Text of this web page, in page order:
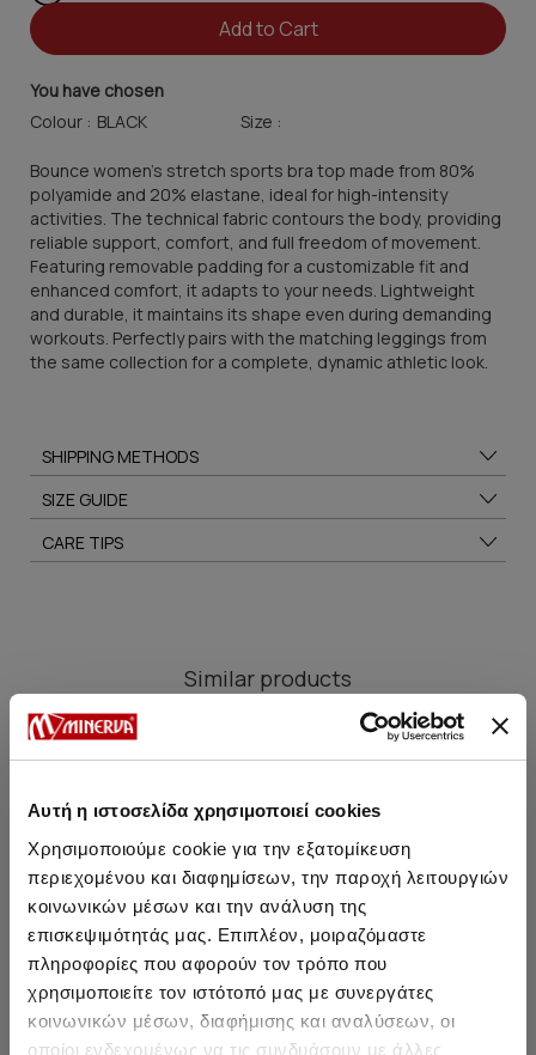
Αυτή η ιστοσελίδα χρησιμοποιεί cookies
Χρησιμοποιούμε cookie για την εξατομίκευση
περιεχομένου και διαφημίσεων, την παροχή λειτουργιών
κοινωνικών μέσων και την ανάλυση της
επισκεψιμότητάς μας. Επιπλέον, μοιραζόμαστε
πληροφορίες που αφορούν τον τρόπο που
χρησιμοποιείτε τον ιστότοπό μας με συνεργάτες
κοινωνικών μέσων, διαφήμισης και αναλύσεων, οι
οποίοι ενδεχομένως να τις συνδυάσουν με άλλες
Add to Cart
You have chosen
Colour :
Size :
Bounce women's stretch sports bra top made from 80%
polyamide and 20% elastane, ideal for high-intensity
activities. The technical fabric contours the body, providing
reliable support, comfort, and full freedom of movement.
Featuring removable padding for a customizable fit and
enhanced comfort, it adapts to your needs. Lightweight
and durable, it maintains its shape even during demanding
workouts. Perfectly pairs with the matching leggings from
the same collection for a complete, dynamic athletic look.
SHIPPING METHODS
SIZE GUIDE
CARE TIPS
Similar products
SALE SALE